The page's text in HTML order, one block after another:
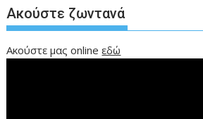
Ακούστε ζωντανά
Ακούστε μας onlineεδώ